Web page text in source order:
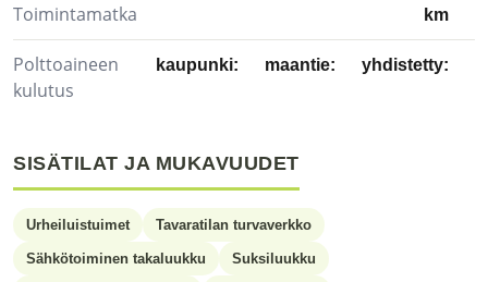
Toimintamatka km
Polttoaineen
kulutus
kaupunki: maantie: yhdistetty:
SISÄTILAT JA MUKAVUUDET
Urheiluistuimet Tavaratilan turvaverkko
Sähkötoiminen takaluukku Suksiluukku